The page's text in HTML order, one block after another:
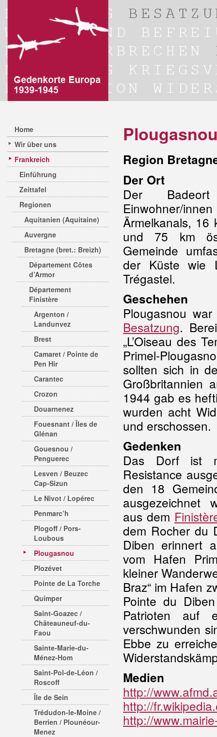
Home
Wir über uns
Frankreich
Einführung
Zeittafel
Regionen
Aquitanien (Aquitaine)
Auvergne
Bretagne (bret.: Breizh)
Département Côtes
d’Armor
Département
Finistère
Argenton /
Landunvez
Brest
Camaret / Pointe de
Pen Hir
Carantec
Crozon
Douarnenez
Fouesnant / Îles de
Glénan
Gouesnou /
Penguerec
Lesven / Beuzec
Cap-Sizun
Le Nivot / Lopérec
Penmarc’h
Plogoff / Pors-
Loubous
Plougasnou
Plozévet
Pointe de La Torche
Quimper
Saint-Goazec /
Châteauneuf-du-
Faou
Sainte-Marie-du-
Ménez-Hom
Saint-Pol-de-Léon /
Roscoff
Île de Sein
Trédudon-le-Moine /
Berrien / Plounéour-
Menez
Region
Der Ort
Der
Einwohner/
Ärmelkanals, 16
und 75 km
Gemeinde
der Küste wie
Trégastel.
Geschehen
Plougasnou
Besatzung.
„L’Oiseau des
Primel-
sollten sich in
Großbritannien
1944 gab es
wurden acht
und erschossen.
Gedenken
Das Dorf ist
Resistance
den 18
ausgezeichnet
aus dem
dem Rocher du
Diben erinnert
vom Hafen
kleiner
Braz“ im Hafen
Pointe du
Patrioten auf
verschwunden
Ebbe zu
Medien
http://
http://
http://